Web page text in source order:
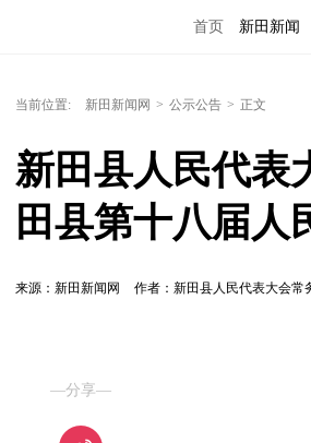
首页 新田新闻
当前位置: 新田新闻网 > 公示公告 > 正文
新田县人民代表
田县第十八届人
来源：新田新闻网 作者：新田县人民代表大会常
—分享—